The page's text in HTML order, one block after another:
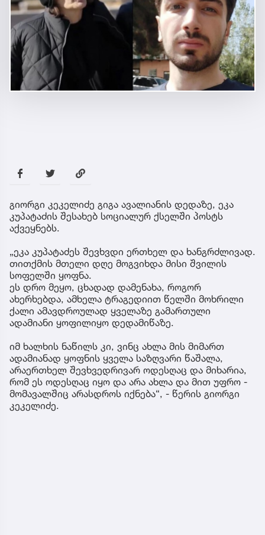
გიორგი კეკელიძე გიგა ავალიანის დედაზე, ეკა
კუპატაძის შესახებ სოციალურ ქსელში პოსტს
აქვეყნებს.
„ეკა კუპატაძეს შევხვდი ერთხელ და ხანგრძლივად.
თითქმის მთელი დღე მოგვიხდა მისი შვილის
სოფელში ყოფნა.
ეს დრო მეყო, ცხადად დამენახა, როგორ
ახერხებდა, ამხელა ტრაგედიით წელში მოხრილი
ქალი ამავდროულად ყველაზე გამართული
ადამიანი ყოფილიყო დედამიწაზე.
იმ ხალხის ნაწილს კი, ვინც ახლა მის მიმართ
ადამიანად ყოფნის ყველა საზღვარი წაშალა,
არაერთხელ შევხვედრივარ ოდესღაც და მიხარია,
რომ ეს ოდესღაც იყო და არა ახლა და მით უფრო -
მომავალშიც არასდროს იქნება“, - წერის გიორგი
კეკელიძე.